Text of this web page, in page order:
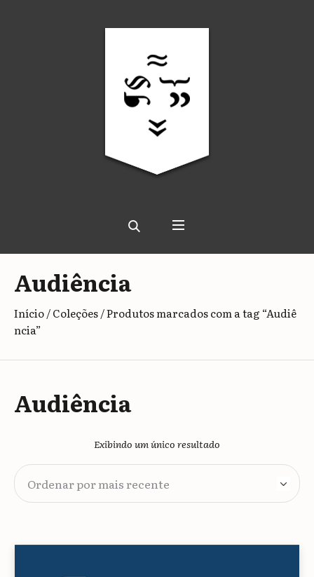
Audiência
Início/Coleções/ Produtos marcados com a tag “Audiê
ncia”
Audiência
Exibindo um único resultado